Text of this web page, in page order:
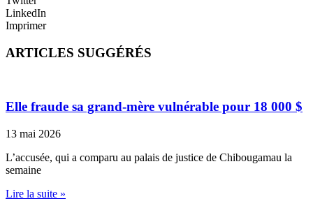
LinkedIn
Imprimer
ARTICLES SUGGÉRÉS
Elle fraude sa grand-mère vulnérable pour 18 000 $
13 mai 2026
L’accusée, qui a comparu au palais de justice de Chibougamau la
semaine
Lire la suite »